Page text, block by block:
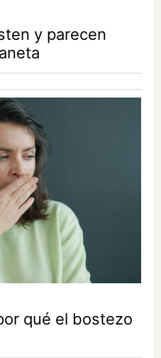
y parecen
qué el bostezo